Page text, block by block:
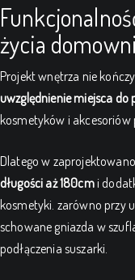
życia
Projekt wnętrza nie
uwzględnienie miejsca
kosmetyków i akcesoriów
Dlatego w
długości aż 180cmi
kosmetyki. zarówno przy
schowane gniazda w
podłączenia suszarki.